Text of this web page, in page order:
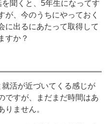
聞くと、5年生になってす
が、今のうちにやっておく
に出るにあたって取得して
すか？
活が近づいてくる感じが
ですが、まだまだ時間はあ
りません。